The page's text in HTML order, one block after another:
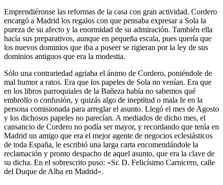
Reset to Defaults
Emprendiéronse las reformas de la casa con gran actividad. Cordero
encargó a Madrid los regalos con que pensaba expresar a Sola la
pureza de su afecto y la enormidad de su admiración. También ella
hacía sus preparativos, aunque en pequeña escala, pues quería que
los nuevos dominios que iba a poseer se rigieran por la ley de sus
dominios antiguos que era la modestia.
Sólo una contrariedad agriaba el ánimo de Cordero, poniéndole de
mal humor a ratos. Era que los papeles de Sola no venían. Era que
en los libros parroquiales de la Bañeza había no sabemos qué
embrollo o confusión, y quizás algo de ineptitud o mala fe en la
persona comisionada para arreglar el asunto. Llegó el mes de Agosto
y los dichosos papeles no parecían. A mediados de dicho mes, el
cansancio de Cordero no podía ser mayor, y recordando que tenía en
Madrid un amigo que era el mejor agente de negocios eclesiásticos
de toda España, le escribió una larga carta encomendándole la
reclamación y pronto despacho de aquel asunto, que era la clave de
su dicha. En el sobrescrito puso: «Sr. D. Felicísimo Carnicero, calle
del Duque de Alba en Madrid».